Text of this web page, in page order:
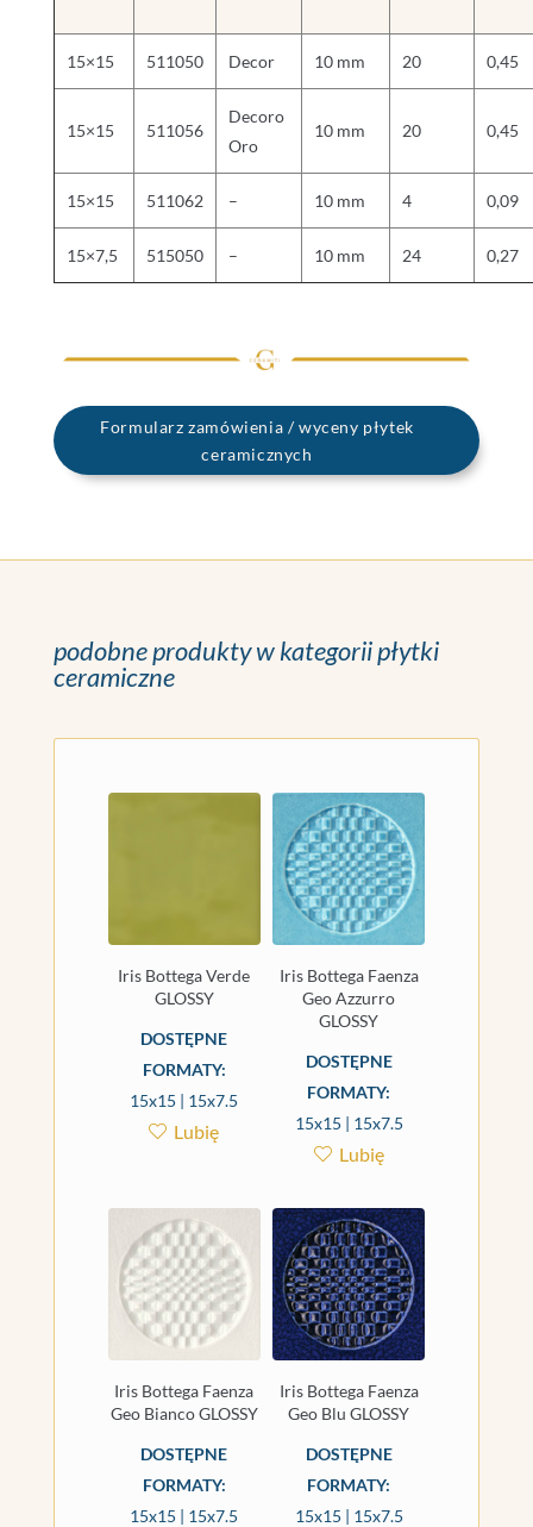
15×15 511050 Decor 10 mm 20 0,45
15×15 511056
Decoro
Oro
10 mm 20 0,45
15×15 511062 – 10 mm 4 0,09
15×7,5 515050 – 10 mm 24 0,27
Formularz zamówienia / wyceny płytek
ceramicznych
podobne produkty w kategorii płytki
ceramiczne
Iris Bottega Verde
GLOSSY
DOSTĘPNE
FORMATY:
15x15 | 15x7.5
Lubię
Iris Bottega Faenza
Geo Azzurro
GLOSSY
DOSTĘPNE
FORMATY:
15x15 | 15x7.5
Lubię
Iris Bottega Faenza
Geo Bianco GLOSSY
DOSTĘPNE
FORMATY:
15x15 | 15x7.5
Iris Bottega Faenza
Geo Blu GLOSSY
DOSTĘPNE
FORMATY:
15x15 | 15x7.5